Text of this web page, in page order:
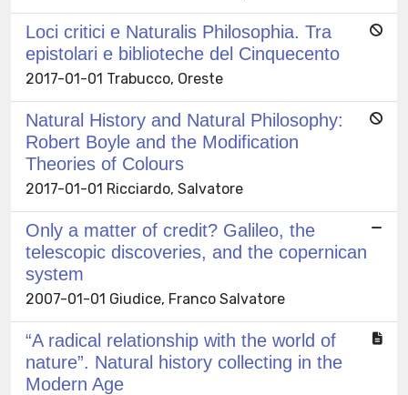
Loci critici e Naturalis Philosophia. Tra
epistolari e biblioteche del Cinquecento
2017-01-01 Trabucco, Oreste
Natural History and Natural Philosophy:
Robert Boyle and the Modification
Theories of Colours
2017-01-01 Ricciardo, Salvatore
Only a matter of credit? Galileo, the
telescopic discoveries, and the copernican
system
2007-01-01 Giudice, Franco Salvatore
“A radical relationship with the world of
nature”. Natural history collecting in the
Modern Age